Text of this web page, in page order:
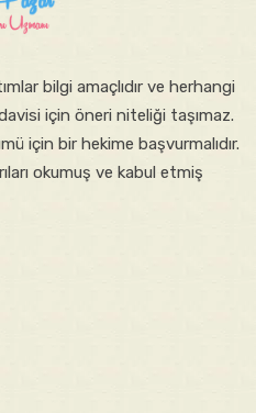
​bilgi amaçlıdır ve herhangi
için öneri niteliği taşımaz.
için bir hekime başvurmalıdır.
okumuş ve kabul etmiş